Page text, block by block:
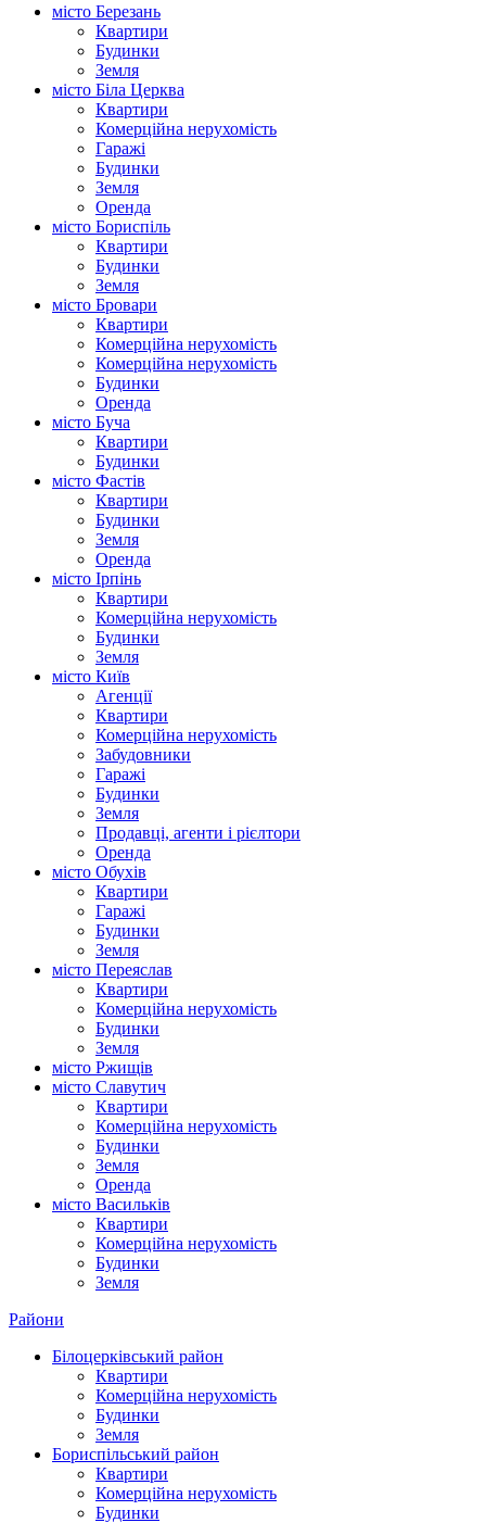
місто Березань
Квартири
Будинки
Земля
місто Біла Церква
Квартири
Комерційна нерухомість
Гаражі
Будинки
Земля
Оренда
місто Бориспіль
Квартири
Будинки
Земля
місто Бровари
Квартири
Комерційна нерухомість
Комерційна нерухомість
Будинки
Оренда
місто Буча
Квартири
Будинки
місто Фастів
Квартири
Будинки
Земля
Оренда
місто Ірпінь
Квартири
Комерційна нерухомість
Будинки
Земля
місто Київ
Агенції
Квартири
Комерційна нерухомість
Забудовники
Гаражі
Будинки
Земля
Продавці, агенти і рієлтори
Оренда
місто Обухів
Квартири
Гаражі
Будинки
Земля
місто Переяслав
Квартири
Комерційна нерухомість
Будинки
Земля
місто Ржищів
місто Славутич
Квартири
Комерційна нерухомість
Будинки
Земля
Оренда
місто Василькiв
Квартири
Комерційна нерухомість
Будинки
Земля
Райони
Білоцерківський район
Квартири
Комерційна нерухомість
Будинки
Земля
Бориспільський район
Квартири
Комерційна нерухомість
Будинки